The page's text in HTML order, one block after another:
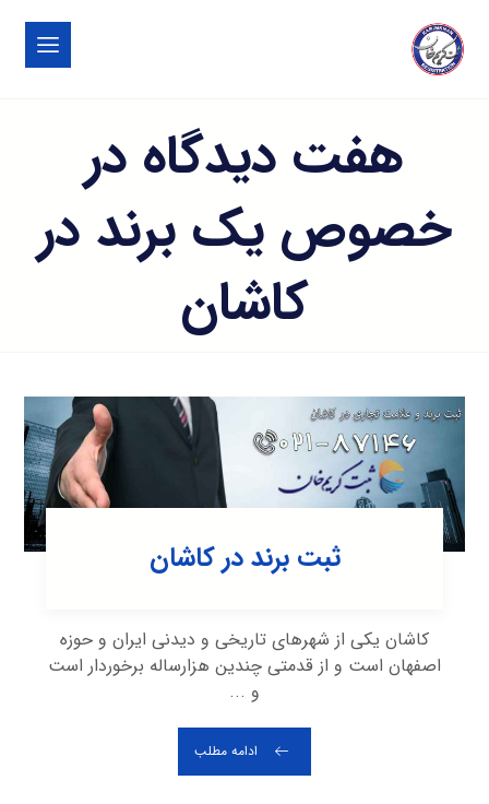
هفت دیدگاه در
خصوص یک برند در
کاشان
ثبت برند در کاشان
کاشان یکی از شهرهای تاریخی و دیدنی ایران و حوزه
اصفهان است و از قدمتی چندین هزارساله برخوردار است
و ...
ادامه مطلب